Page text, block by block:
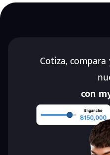
Cotiza,
con